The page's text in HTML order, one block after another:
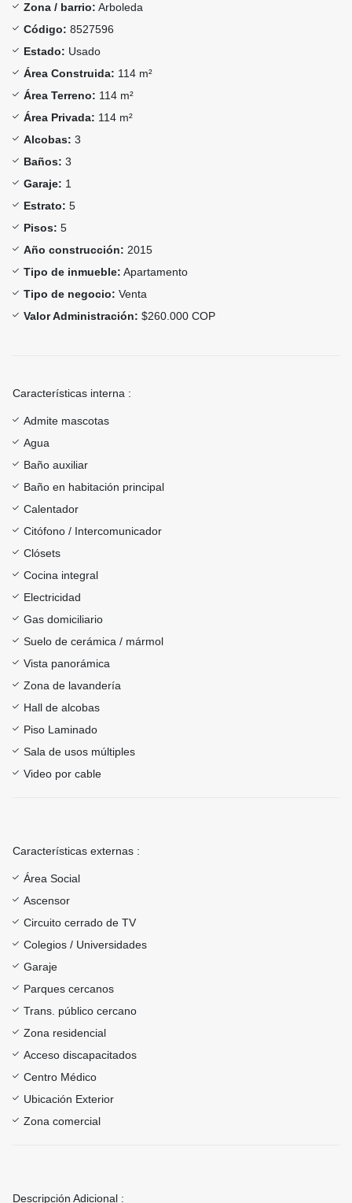
Zona / barrio: Arboleda
Código: 8527596
Estado: Usado
Área Construida: 114 m²
Área Terreno: 114 m²
Área Privada: 114 m²
Alcobas: 3
Baños: 3
Garaje: 1
Estrato: 5
Pisos: 5
Año construcción: 2015
Tipo de inmueble: Apartamento
Tipo de negocio: Venta
Valor Administración: $260.000 COP
Características interna :
Admite mascotas
Agua
Baño auxiliar
Baño en habitación principal
Calentador
Citófono / Intercomunicador
Clósets
Cocina integral
Electricidad
Gas domiciliario
Suelo de cerámica / mármol
Vista panorámica
Zona de lavandería
Hall de alcobas
Piso Laminado
Sala de usos múltiples
Video por cable
Características externas :
Área Social
Ascensor
Circuito cerrado de TV
Colegios / Universidades
Garaje
Parques cercanos
Trans. público cercano
Zona residencial
Acceso discapacitados
Centro Médico
Ubicación Exterior
Zona comercial
Descripción Adicional :